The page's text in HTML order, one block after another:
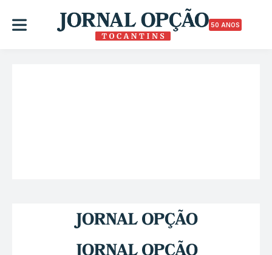
50 ANOS